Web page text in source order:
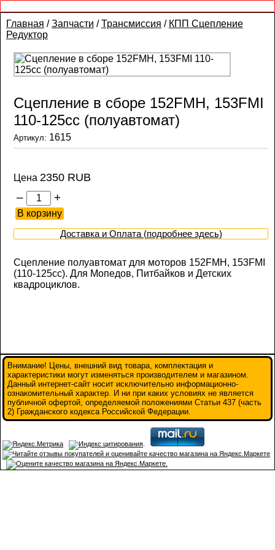
Главная /Запчасти /Трансмиссия / КПП Сцепление
Редуктор
Сцепление в сборе 152FMH, 153FMI
110-125сс (полуавтомат)
Артикул: 1615
Цена 2350 RUB
– +
Доставка и Оплата (подробнее здесь)
Сцепление полуавтомат для моторов 152FMH, 153FMI
(110-125сс). Для Мопедов, Питбайков и Детских
квадроциклов.
Внимание! Цены, внешний вид товара, комплектация и
характеристики могут изменяться производителем и магазином.
Данный интернет-сайт носит исключительно информационно-
ознакомительный характер. И ни при каких условиях не является
публичной офертой, определяемой положениями Статьи 437 (часть
2) Гражданского кодекса Российской Федерации.